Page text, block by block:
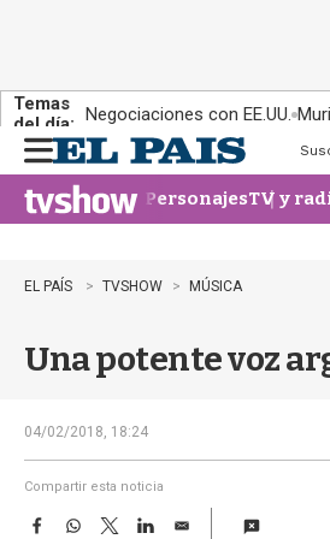
Temas
del día: Negociaciones con EE.UU.
n
u
PersonajesTV y
EL PAÍS TVSHOW MÚSICA
Una potente voz
04/02/2018, 18:24
Compartir esta noticia
F
W
T
L
E